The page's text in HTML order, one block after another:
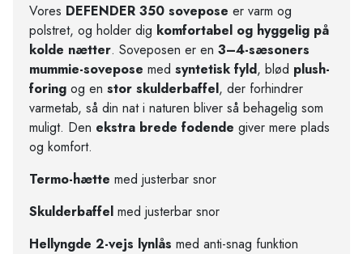
Vores DEFENDER 350 sovepose er varm og
polstret, og holder dig komfortabel og hyggelig på
kolde nætter. Soveposen er en 3–4-sæsoners
mummie-sovepose med syntetisk fyld, blød plush-
foring og en stor skulderbaffel, der forhindrer
varmetab, så din nat i naturen bliver så behagelig som
muligt. Den ekstra brede fodende giver mere plads
og komfort.
Termo-hætte med justerbar snor
Skulderbaffel med justerbar snor
Hellyngde 2-vejs lynlås med anti-snag funktion